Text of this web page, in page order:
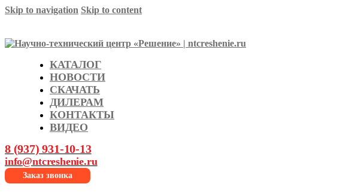
Skip to navigation Skip to content
КАТАЛОГ
НОВОСТИ
СКАЧАТЬ
ДИЛЕРАМ
КОНТАКТЫ
ВИДЕО
8 (937) 931-10-13
info@ntcreshenie.ru
Заказ звонка